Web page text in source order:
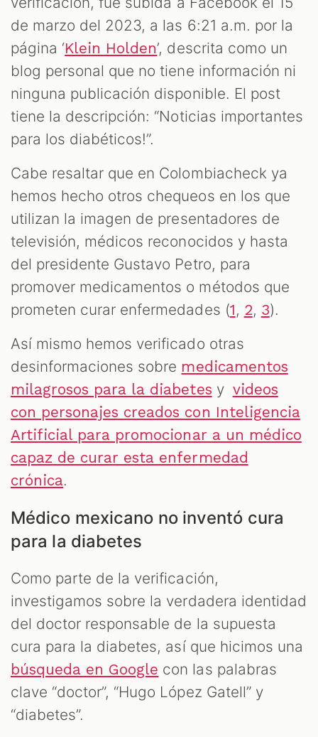
de marzo del 2023, a las 6:21 a.m. por la
página ‘Klein Holden’, descrita como un
blog personal que no tiene información ni
ninguna publicación disponible. El post
tiene la descripción: “Noticias importantes
para los diabéticos!”.
Cabe resaltar que en Colombiacheck ya
hemos hecho otros chequeos en los que
utilizan la imagen de presentadores de
televisión, médicos reconocidos y hasta
del presidente Gustavo Petro, para
promover medicamentos o métodos que
prometen curar enfermedades (1, 2, 3).
Así mismo hemos verificado otras
desinformaciones sobre medicamentos
milagrosos para la diabetes y videos
con personajes creados con Inteligencia
Artificial para promocionar a un médico
capaz de curar esta enfermedad
crónica.
Médico mexicano no inventó cura
para la diabetes
Como parte de la verificación,
investigamos sobre la verdadera identidad
del doctor responsable de la supuesta
cura para la diabetes, así que hicimos una
búsqueda en Google con las palabras
clave “doctor”, “Hugo López Gatell” y
“diabetes”.